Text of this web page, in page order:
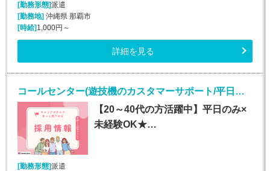
[勤務形態]派遣
[勤務地] 沖縄県 那覇市
[時給] 1,000円～
詳細を見る
コールセンター(遊技機のカスタマーサポート/平日のみ/長期)
【20～40代の方活躍中】平日のみ×
未経験OK★…
[勤務形態]派遣